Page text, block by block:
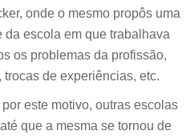
onde o mesmo propôs uma
da escola em que trabalhava
os problemas da profissão,
de experiências, etc.
este motivo, outras escolas
que a mesma se tornou de